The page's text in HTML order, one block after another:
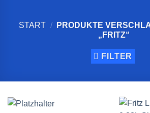
START /
PRODUKTE
„FRITZ“
FILTER